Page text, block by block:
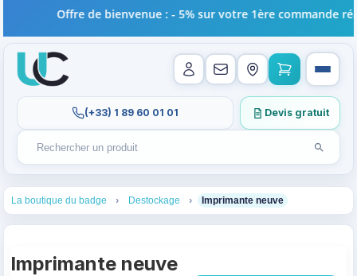
Rechercher un produit
Recherches récentes au focus. Tapez au moins 2
Lancer
(+33) 1 89 60 01 01 Devis gratuit
Offre de bienvenue : - 5% sur votre 1ère commande
La boutique du badge Destockage Imprimante neuve 3
Imprimante neuve